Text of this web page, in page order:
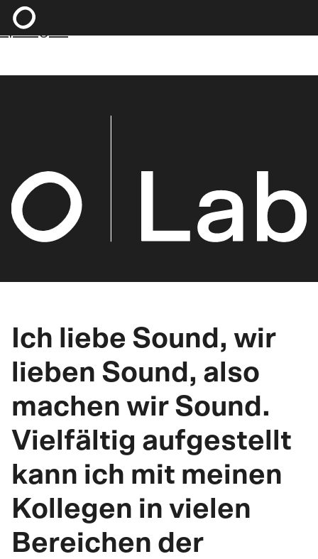
Zum Hauptinhalt springen
springen
Ich liebe Sound, wir
lieben Sound, also
machen wir Sound.
Vielfältig aufgestellt
kann ich mit meinen
Kollegen in vielen
Bereichen der